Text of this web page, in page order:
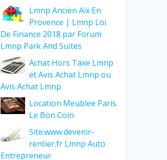
Lmnp Ancien Aix En
Provence | Lmnp Loi
De Finance 2018 par Forum
Lmnp Park And Suites
Achat Hors Taxe Lmnp
et Avis Achat Lmnp ou
Avis Achat Lmnp
Location Meublee Paris
Le Bon Coin
Site:www.devenir-
rentier.fr Lmnp Auto
Entrepreneur